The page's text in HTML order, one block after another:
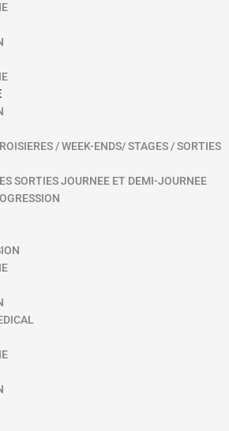
/ WEEK-ENDS/ STAGES / SORTIES
SORTIES JOURNEE ET DEMI-JOURNEE